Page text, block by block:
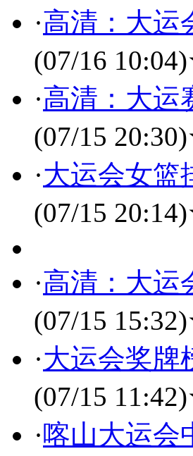
·高清：大运
(07/16 10:04)
·高清：大运
(07/15 20:30)
·大运会女篮
(07/15 20:14)
·高清：大运
(07/15 15:32)
·大运会奖牌
(07/15 11:42)
·喀山大运会